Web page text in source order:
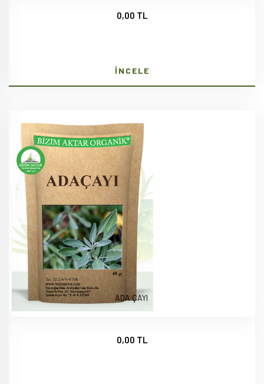
0,00 TL
İNCELE
ADA ÇAYI
0,00 TL